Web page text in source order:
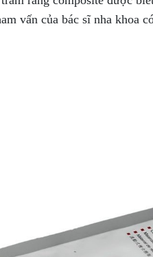
vấn của bác sĩ nha khoa